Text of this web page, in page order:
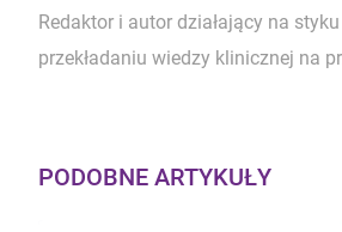
Redaktor i autor działający na
przekładaniu wiedzy klinicznej na
PODOBNE ARTYKUŁY